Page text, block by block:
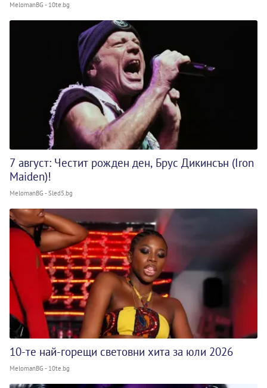
MelomanBG - 10te.bg
7 август: Честит рожден ден, Брус Дикинсън (Iron
Maiden)!
MelomanBG - Sled5.bg
10-те най-горещи световни хита за юли 2026
MelomanBG - 10te.bg